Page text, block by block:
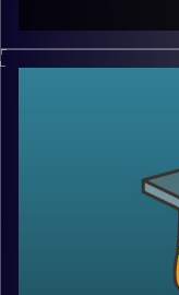
כנראה שהיינו
היום התמונה
מהמשימות
עולה שאלה
לעשות: האם
לקבל את ההחלטה,
היא טועה, מי